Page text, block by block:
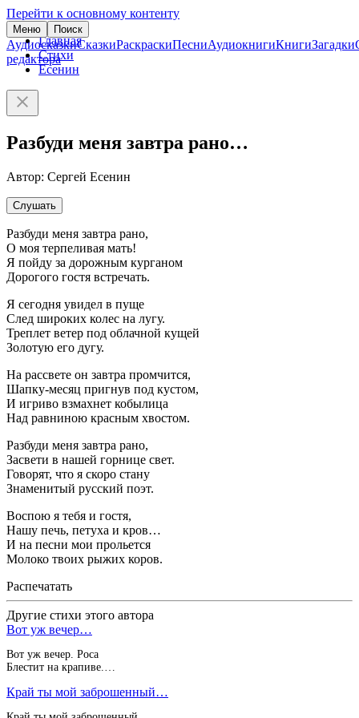
Перейти к основному контенту
Меню Поиск
АудиосказкиСказкиРаскраскиПесниАудиокнигиКнигиЗагадки
редактора
Главная
Стихи
Есенин
Разбуди меня завтра рано…
Автор: Сергей Есенин
Слушать
Разбуди меня завтра рано,
О моя терпеливая мать!
Я пойду за дорожным курганом
Дорогого гостя встречать.
Я сегодня увидел в пуще
След широких колес на лугу.
Треплет ветер под облачной кущей
Золотую его дугу.
На рассвете он завтра промчится,
Шапку-месяц пригнув под кустом,
И игриво взмахнет кобылица
Над равниною красным хвостом.
Разбуди меня завтра рано,
Засвети в нашей горнице свет.
Говорят, что я скоро стану
Знаменитый русский поэт.
Воспою я тебя и гостя,
Нашу печь, петуха и кров…
И на песни мои прольется
Молоко твоих рыжих коров.
Распечатать
Другие стихи этого автора
Вот уж вечер…
Вот уж вечер. Роса
Блестит на крапиве.…
Край ты мой заброшенный…